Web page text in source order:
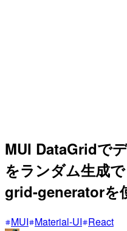
MUI DataGridで
をランダム生成
grid-generatorを
MUI Material-UI React